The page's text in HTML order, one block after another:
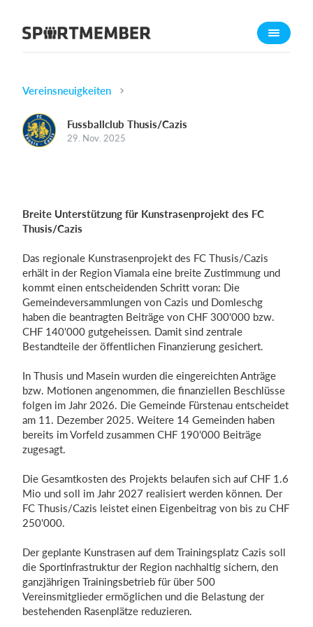
Über SportMember
Funktionen
Vereins App
Was kostet es?
Deutsch
Vereinsneuigkeiten
Fussballclub Thusis/Cazis
29. Nov. 2025
Breite Unterstützung für Kunstrasenprojekt des FC
Thusis/Cazis
Das regionale Kunstrasenprojekt des FC Thusis/Cazis
erhält in der Region Viamala eine breite Zustimmung und
kommt einen entscheidenden Schritt voran: Die
Gemeindeversammlungen von Cazis und Domleschg
haben die beantragten Beiträge von CHF 300'000 bzw.
CHF 140'000 gutgeheissen. Damit sind zentrale
Bestandteile der öffentlichen Finanzierung gesichert.
In Thusis und Masein wurden die eingereichten Anträge
bzw. Motionen angenommen, die finanziellen Beschlüsse
folgen im Jahr 2026. Die Gemeinde Fürstenau entscheidet
am 11. Dezember 2025. Weitere 14 Gemeinden haben
bereits im Vorfeld zusammen CHF 190'000 Beiträge
zugesagt.
Die Gesamtkosten des Projekts belaufen sich auf CHF 1.6
Mio und soll im Jahr 2027 realisiert werden können. Der
FC Thusis/Cazis leistet einen Eigenbeitrag von bis zu CHF
250'000.
Der geplante Kunstrasen auf dem Trainingsplatz Cazis soll
die Sportinfrastruktur der Region nachhaltig sichern, den
ganzjährigen Trainingsbetrieb für über 500
Vereinsmitglieder ermöglichen und die Belastung der
bestehenden Rasenplätze reduzieren.